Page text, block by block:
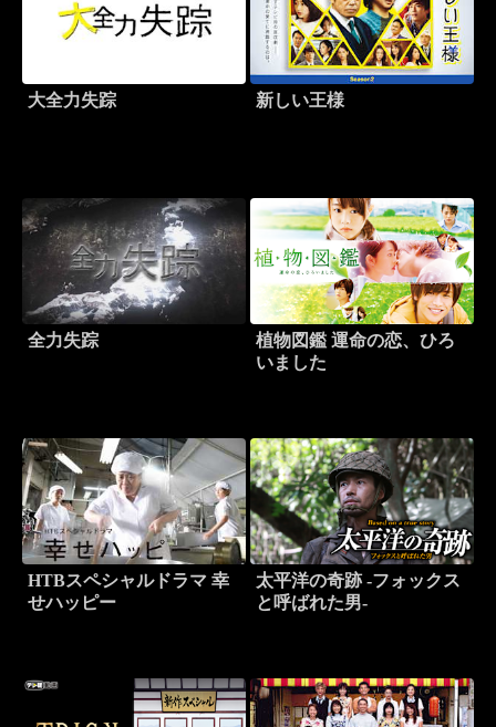
大全力失踪 新しい王様
全力失踪
植物図鑑 運命の恋、ひろ
いました
HTBスペシャルドラマ 幸
せハッピー
太平洋の奇跡 -フォックス
と呼ばれた男-